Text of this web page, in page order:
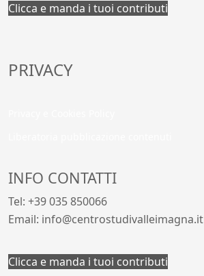
Clicca e manda i tuoi contributi
PRIVACY
INFO CONTATTI
Tel: +39 035 850066
Email: info@centrostudivalleimagna.it
Clicca e manda i tuoi contributi